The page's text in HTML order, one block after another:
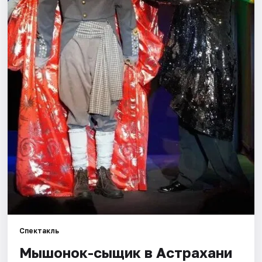
Города
Площадки
Артисты
Рейтинги
Спектакль
Мышонок-сыщик в Астрахани